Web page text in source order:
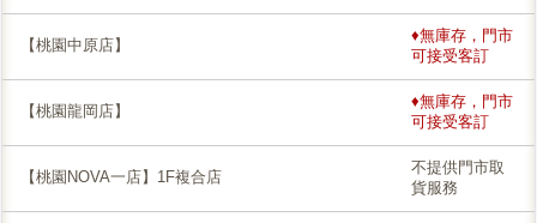
【桃園中原店】
♦無庫存，門市
可接受客訂
【桃園龍岡店】
♦無庫存，門市
可接受客訂
【桃園NOVA一店】1F複合店
不提供門市取
貨服務